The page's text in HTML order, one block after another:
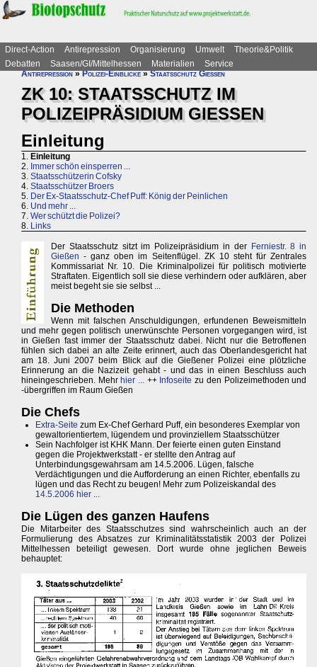
Direct-Action Antirepression Organisierung Umwelt
Theorie&Politik
Debatten
Saasen/GI/Mittelhessen Materialien
Service
Antirepression»Polizei-Einblicke»Staatsschutz Gießen
ZK 10: STAATSSCHUTZ IM
POLIZEIPRÄSIDIUM GIESSEN
Einleitung
1. Einleitung
2. Immer schön einsperren ...
3. Staatsschützerin Cofsky
4. Staatsschützer Broers
5. Der Ex-Staatsschutz-Chef Puff: König der Peinlichen
6. Und mehr ...
7. Wer schützt die Polizei?
8. Links
Der Staatsschutz sitzt im Polizeipräsidium in der Ferniestr. 8 in
Gießen - ganz oben im Seitenflügel. ZK 10 steht für Zentrales
Kommissariat Nr. 10. Die Kriminalpolizei für politisch motivierte
Straftaten. Eigentlich soll sie diese verhindern oder aufklären, aber
meist begeht sie sie selbst ...
Die Methoden
Wenn mit falschen Anschuldigungen, erfundenen Beweismitteln
und mehr gegen politisch unerwünschte Personen vorgegangen wird, ist
in Gießen fast immer der Staatsschutz dabei. Nicht nur die Betroffenen
fühlen sich dabei an alte Zeite erinnert, auch das Oberlandesgericht hat
am 18. Juni 2007 beim Blick auf die Gießener Polizei eine plötzliche
Erinnerung an die Nazizeit gehabt - und das in einen Beschluss auch
hineingeschrieben. Mehr hier ... ++ Infoseite zu den Polizeimethoden und
-übergriffen im Raum Gießen
Die Chefs
Extra-Seite zum Ex-Chef Gerhard Puff, ein besonderes Exemplar von
gewaltorientiertem, lügendem und provinziellem Staatsschützer
Sein Nachfolger ist KHK Mann. Der feierte einen guten Einstand
gegen die Projektwerkstatt - er stellte den Antrag auf
Unterbindungsgewahrsam am 14.5.2006. Lügen, falsche
Verdächtigungen und die Aufforderung an einen Richter, ebenfalls zu
lügen und das Recht zu beugen! Mehr zum Polizeiskandal des
14.5.2006 hier ...
Die Lügen des ganzen Haufens
Die Mitarbeiter des Staatsschutzes sind wahrscheinlich auch an der
Formulierung des Absatzes zur Kriminalitätsstatistik 2003 der Polizei
Mittelhessen beteiligt gewesen. Dort wurde ohne jeglichen Beweis
behauptet: